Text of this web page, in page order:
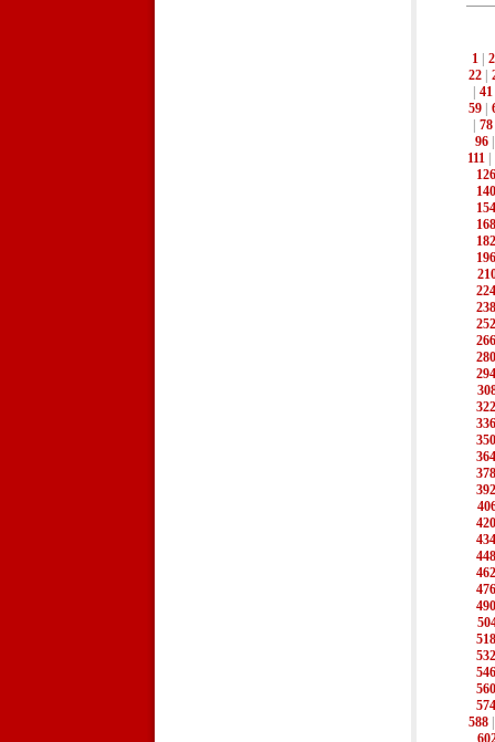
1
2
22|
41
59|
78
96
111|
126
140
154
168
182
196
224
238
252
266
280
294
322
336
350
364
378
392
420
434
448
462
476
490
518
532
546
560
574
588